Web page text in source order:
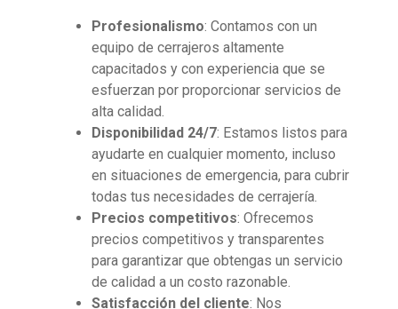
Profesionalismo: Contamos con un
equipo de cerrajeros altamente
capacitados y con experiencia que se
esfuerzan por proporcionar servicios de
alta calidad.
Disponibilidad 24/7: Estamos listos para
ayudarte en cualquier momento, incluso
en situaciones de emergencia, para cubrir
todas tus necesidades de cerrajería.
Precios competitivos: Ofrecemos
precios competitivos y transparentes
para garantizar que obtengas un servicio
de calidad a un costo razonable.
Satisfacción del cliente: Nos